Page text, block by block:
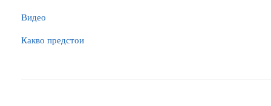
Видео
Какво предстои